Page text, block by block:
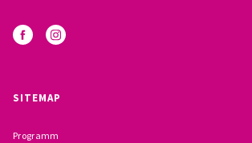
VERHALTENSKODEX FÜR
SITEMAP
Programm